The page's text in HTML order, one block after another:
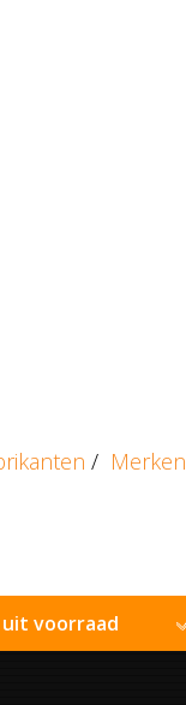
/ Merken
voorraad